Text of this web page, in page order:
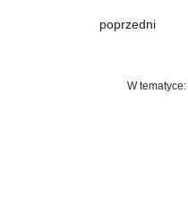
poprzedni
W tematyce: